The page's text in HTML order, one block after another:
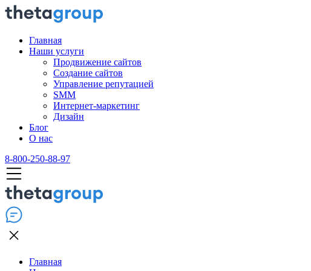
Главная
Наши услуги
Продвижение сайтов
Создание сайтов
Управление репутацией
SMM
Интернет-маркетинг
Дизайн
Блог
О нас
8-800-250-88-97
Главная